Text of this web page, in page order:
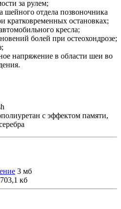
за рулем;
шейного отдела позвоночника
кратковременных остановках;
кресла;
болей при остеохондрозе;
напряжение в области шеи во
с эффектом памяти,
3 мб
703,1 кб